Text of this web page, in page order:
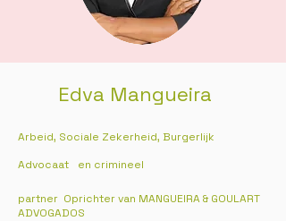
Edva Mangueira
Arbeid, Sociale Zekerheid, Burgerlijk
Advocaat
en crimineel
partner Oprichter van MANGUEIRA & GOULART
ADVOGADOS